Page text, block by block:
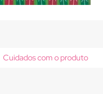
Cuidados com o produto